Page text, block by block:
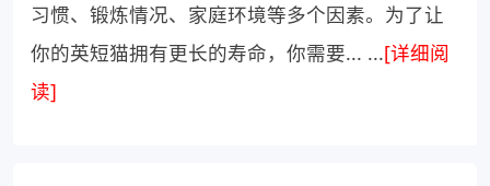
习惯、锻炼情况、家庭环境等多个因素。为了让
你的英短猫拥有更长的寿命，你需要... ...[详细阅
读]